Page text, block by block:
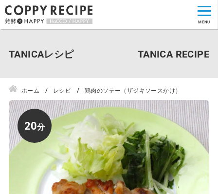
TANICAレシピ
ホーム レシピ 鶏肉のソテー（ザジキソースかけ）
20